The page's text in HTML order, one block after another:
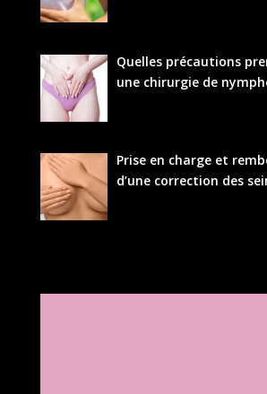
Quelles précautions
une chirurgie de
Prise en charge et
d’une correction des